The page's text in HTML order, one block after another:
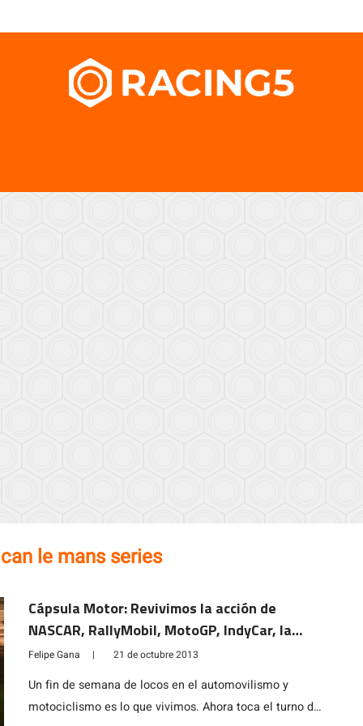
le mans series
Cápsula Motor: Revivimos la acción de
NASCAR, RallyMobil, MotoGP, IndyCar, la
Petit Le Mans y más
Felipe Gana | 21 de octubre 2013
Un fin de semana de locos en el automovilismo y
motociclismo es lo que vivimos. Ahora toca el turno de